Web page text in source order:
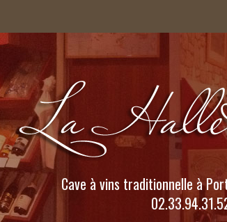
Cave à vins traditionnelle à